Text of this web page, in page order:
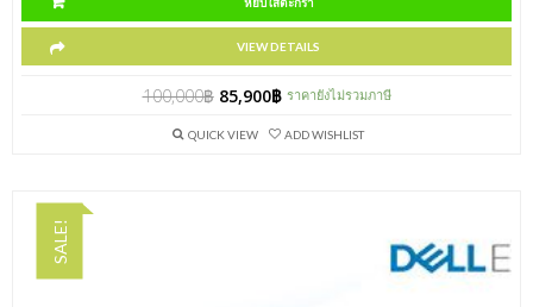
VIEW DETAILS
100,000฿ 85,900฿ ราคายังไม่รวมภาษี
QUICK VIEW ADD WISHLIST
SALE!